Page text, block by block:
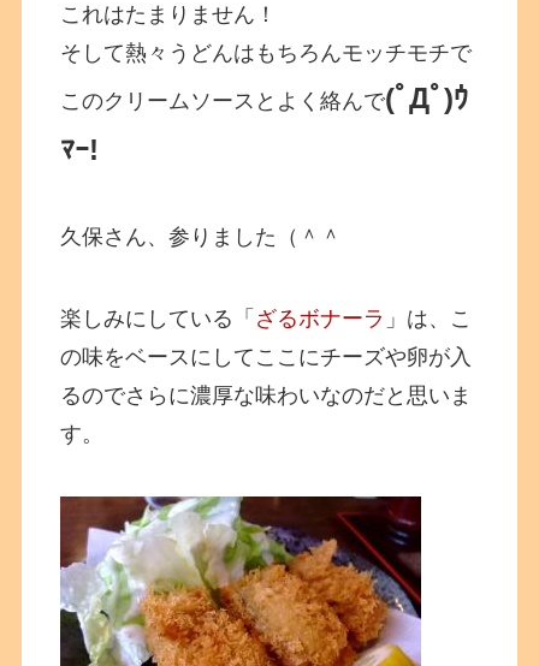
これはたまりません！
そして熱々うどんはもちろんモッチモチで
このクリームソースとよく絡んで(ﾟДﾟ)ｳ
ﾏｰ!
久保さん、参りました（＾＾
楽しみにしている「 ざるボナーラ 」は、こ
の味をベースにしてここにチーズや卵が入
るのでさらに濃厚な味わいなのだと思いま
す。